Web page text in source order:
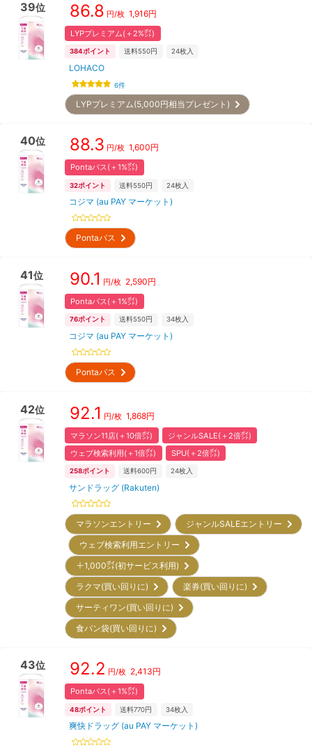
39位 86.8 円/枚 1,916円
LYPプレミアム(＋2%㌽)
384ポイント 送料550円 24枚入
LOHACO
6件
LYPプレミアム(5,000円相当プレゼント)
40位 88.3 円/枚 1,600円
Pontaパス(＋1%㌽)
32ポイント 送料550円 24枚入
コジマ (au PAY マーケット)
Pontaパス
41位 90.1 円/枚 2,590円
Pontaパス(＋1%㌽)
76ポイント 送料550円 34枚入
コジマ (au PAY マーケット)
Pontaパス
42位 92.1 円/枚 1,868円
マラソン11店(＋10倍㌽)
ジャンルSALE(＋2倍㌽)
ウェブ検索利用(＋1倍㌽)
SPU(＋2倍㌽)
258ポイント 送料600円 24枚入
サンドラッグ (Rakuten)
マラソンエントリー
ジャンルSALEエントリー
ウェブ検索利用エントリー
＋1,000㌽(初サービス利用)
ラクマ(買い回りに)
楽券(買い回りに)
サーティワン(買い回りに)
食パン袋(買い回りに)
43位 92.2 円/枚 2,413円
Pontaパス(＋1%㌽)
48ポイント 送料770円 34枚入
爽快ドラッグ (au PAY マーケット)